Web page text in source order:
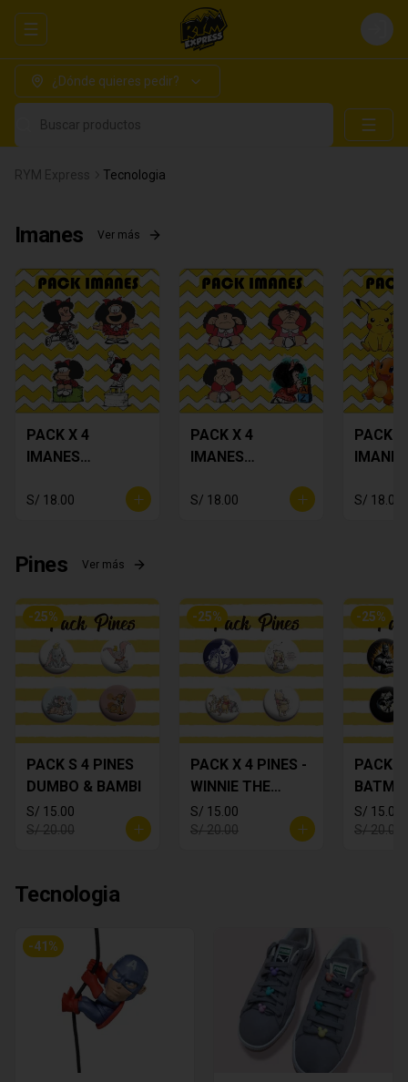
Abrir menu de navegación Login
¿Dónde quieres pedir?
Buscar productos
RYM Express Tecnologia
Imanes Ver más
PACK X 4
IMANES
S/ 18.00
PACK X 4
IMANES
S/ 18.00
PACK
IMANES
S/ 18.00
Pines Ver más
-25%
PACK S 4 PINES
DUMBO & BAMBI
S/ 15.00
S/ 20.00
-25%
PACK X 4 PINES -
WINNIE THE
POOH
S/ 15.00
S/ 20.00
-25%
PACK
S/ 15.00
S/ 20.00
Tecnologia
-41 %